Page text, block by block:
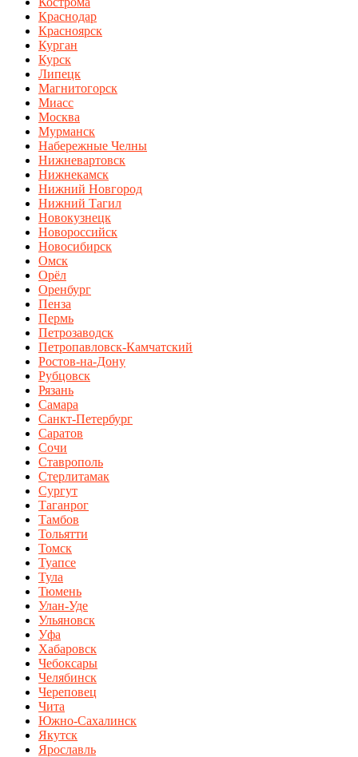
Краснодар
Красноярск
Курган
Курск
Липецк
Магнитогорск
Миасс
Москва
Мурманск
Набережные Челны
Нижневартовск
Нижнекамск
Нижний Новгород
Нижний Тагил
Новокузнецк
Новороссийск
Новосибирск
Омск
Орёл
Оренбург
Пенза
Пермь
Петрозаводск
Петропавловск-Камчатский
Ростов-на-Дону
Рубцовск
Рязань
Самара
Санкт-Петербург
Саратов
Сочи
Ставрополь
Стерлитамак
Сургут
Таганрог
Тамбов
Тольятти
Томск
Туапсе
Тула
Тюмень
Улан-Уде
Ульяновск
Уфа
Хабаровск
Чебоксары
Челябинск
Череповец
Чита
Южно-Сахалинск
Якутск
Ярославль